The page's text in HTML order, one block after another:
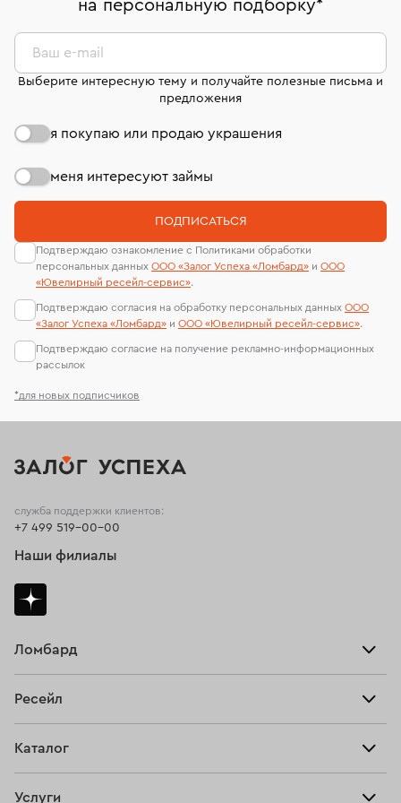
дней на возврат. Детальные условия возврата
комиссионных украшений и часов смотрите на
странице«Возврат украшений»
сертификаты МГУ и других геммологических
лабораторий
на персональную подборку*
*для новых подписчиков
Ваш e-mail
Выберите интересную тему и получайте полезные письма и
предложения
я покупаю или продаю украшения
меня интересуют займы
ПОДПИСАТЬСЯ
Подтверждаю ознакомление с Политиками обработки
персональных данных ООО «Залог Успеха «Ломбард» и ООО
«Ювелирный ресейл-сервиc».
Подтверждаю согласия на обработку персональных данных ООО
«Залог Успеха «Ломбард» и ООО «Ювелирный ресейл-сервиc».
Подтверждаю согласие на получение рекламно-информационных
рассылок
Ломбард
Тарифы
Ресейл
Каталог
Услуги
служба поддержки клиентов:
+7 499 519-00-00
Наши филиалы